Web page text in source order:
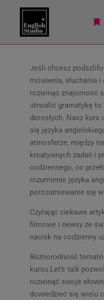
Jeśli chcesz
mówienia, słuchania
rozwinąć znajomość
utrwalić gramatykę to
dorosłych. Nasz kurs
się języka
atmosferze, między
kreatywnych zadań i
codziennego, co
rozumienie języka
porozumiewanie się
Czytając ciekawe
filmowe i newsy ze
nacisk na codzienny
Różnorodność
kursu Let’s talk
rozwinąć swoje
dowiedzieć się wielu